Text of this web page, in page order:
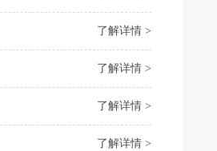
了解详情 >
了解详情 >
了解详情 >
了解详情 >